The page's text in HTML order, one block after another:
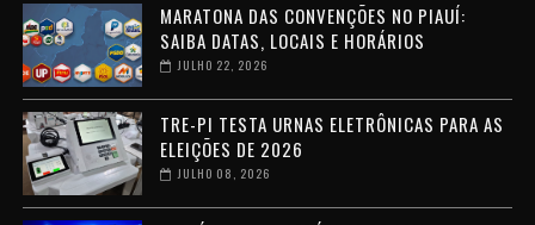
MARATONA DAS CONVENÇÕES NO PIAUÍ:
SAIBA DATAS, LOCAIS E HORÁRIOS
JULHO 22, 2026
TRE-PI TESTA URNAS ELETRÔNICAS PARA AS
ELEIÇÕES DE 2026
JULHO 08, 2026